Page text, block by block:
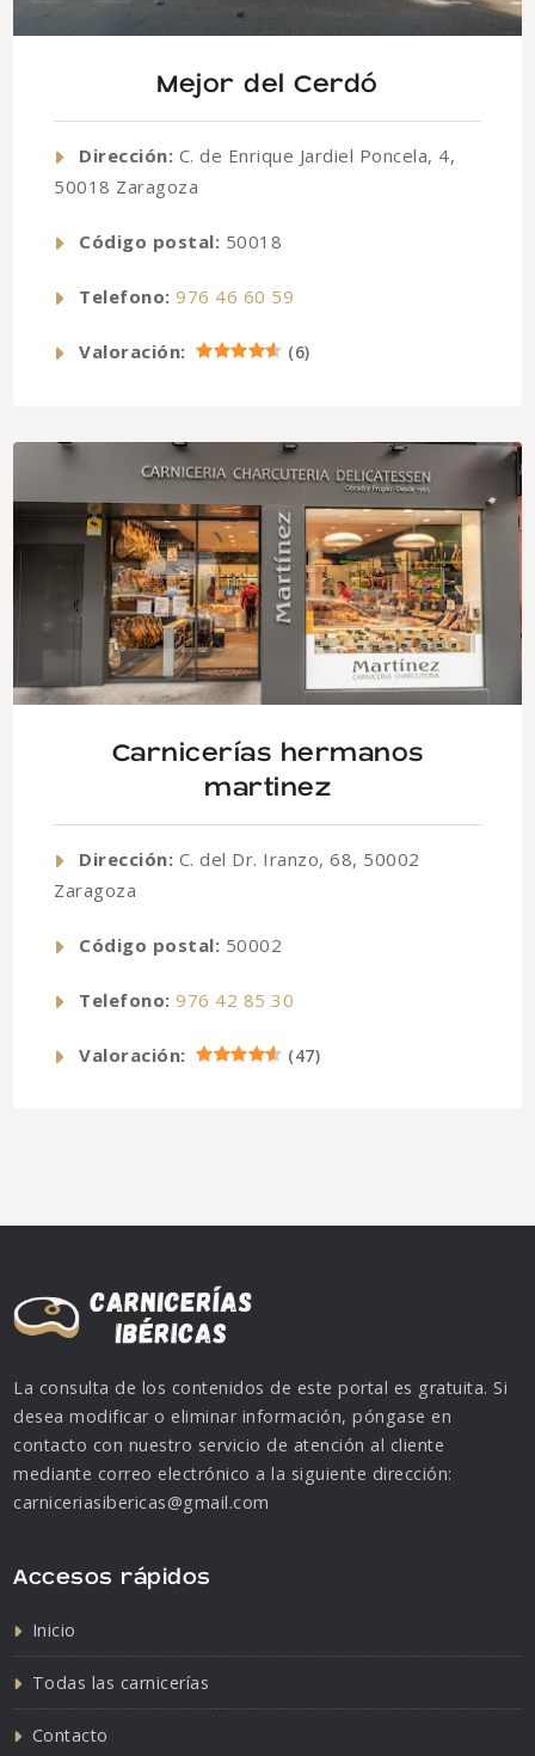
Mejor del Cerdó
Dirección: C. de Enrique Jardiel Poncela, 4,
50018 Zaragoza
Código postal: 50018
Telefono: 976 46 60 59
Valoración: (6)
Carnicerías hermanos
martinez
Dirección: C. del Dr. Iranzo, 68, 50002
Zaragoza
Código postal: 50002
Telefono: 976 42 85 30
Valoración: (47)
La consulta de los contenidos de este portal es gratuita. Si
desea modificar o eliminar información, póngase en
contacto con nuestro servicio de atención al cliente
mediante correo electrónico a la siguiente dirección:
carniceriasibericas@gmail.com
Accesos rápidos
Inicio
Todas las carnicerías
Contacto